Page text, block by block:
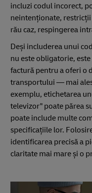
incluzi codul incorect,
neintenționate,
rău caz, respingerea
Deși includerea unui
nu este obligatorie,
factură pentru a oferi o
transportului — mai
exemplu, etichetarea
televizor" poate părea
poate include multe
specificațiile lor.
identificarea precisă a
claritate mai mare și o